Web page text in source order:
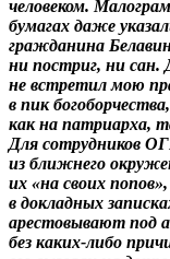
человеком.
бумагах даже
гражданина
ни постриг, ни сан.
не встретил мою
в пик
как на патриарха,
Для сотрудников
из ближнего
их «на своих
в докладных
арестовывают под
без каких-либо